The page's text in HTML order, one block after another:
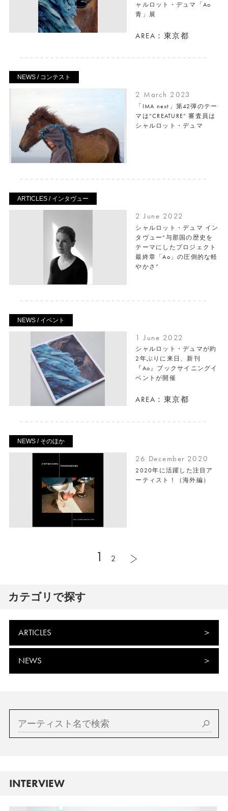
ャルロット・デュマ「Ao
青」展
AREA：東京都
NEWS / コンテスト
2 March 2023
「IMA next」第42弾のテー
マは“CREATURE” 審査員は
シャルロット・デュマ
ARTICLES / インタヴュー
2 June 2022
シャルロット・デュマ イン
タヴュー“与那国の歴史を
テーマにしたプロジェクト
最終章「Ao」の圧倒的な軽
やかさ”
NEWS / イベント
1 June 2022
シャルロット・デュマが約
2年ぶりに来日、新刊
『Ao』ブックサイニングイ
ベントが開催
AREA：東京都
NEWS / そのほか
26 December 2020
2020年に活躍した注目ア
ーティスト！（海外編）
1 2
カテゴリで探す
ARTICLES
NEWS
INTERVIEW